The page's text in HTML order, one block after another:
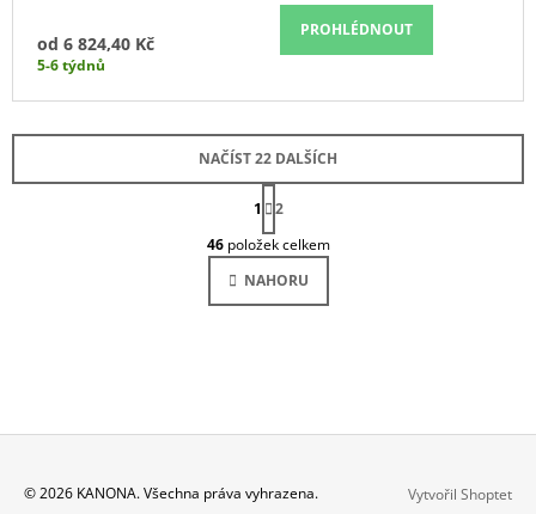
od 6 824,40 Kč
PROHLÉDNOUT
5-6 týdnů
O
V
L
Á
R
Y
NAČÍST 22 DALŠÍCH
S
T
Á
N
K
1
2
46položek celkem
NAHORU
Vytvořil Shoptet
© 2026 KANONA. Všechna práva vyhrazena.